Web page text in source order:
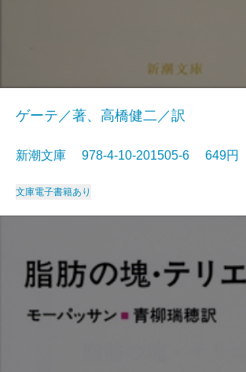
ゲーテ／著、高橋健二／訳
新潮文庫 978-4-10-201505-6 649円
文庫電子書籍あり